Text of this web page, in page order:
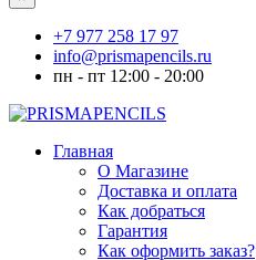
+7 977 258 17 97
info@prismapencils.ru
пн - пт 12:00 - 20:00
Главная
О Магазине
Доставка и оплата
Как добраться
Гарантия
Как оформить заказ?